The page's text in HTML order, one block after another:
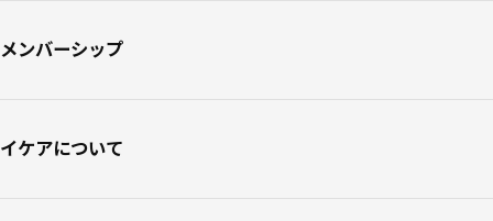
メンバーシップ
イケアについて